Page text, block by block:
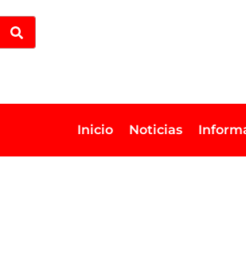
Inicio Noticias